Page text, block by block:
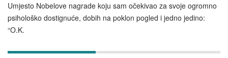
Umjesto Nobelove nagrade koju sam očekivao za svoje ogromno
psihološko dostignuće, dobih na poklon pogled i jedno jedino:
“O.K.